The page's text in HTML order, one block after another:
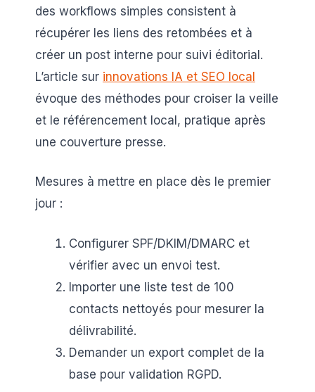
des workflows simples consistent à
récupérer les liens des retombées et à
créer un post interne pour suivi éditorial.
L’article sur innovations IA et SEO local
évoque des méthodes pour croiser la veille
et le référencement local, pratique après
une couverture presse.
Mesures à mettre en place dès le premier
jour :
Configurer SPF/DKIM/DMARC et
vérifier avec un envoi test.
Importer une liste test de 100
contacts nettoyés pour mesurer la
délivrabilité.
Demander un export complet de la
base pour validation RGPD.